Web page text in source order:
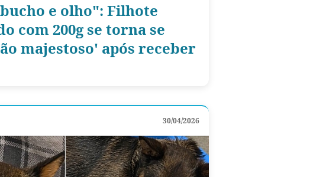
e olho": Filhote
com 200g se torna se
majestoso' após receber
30/04/2026